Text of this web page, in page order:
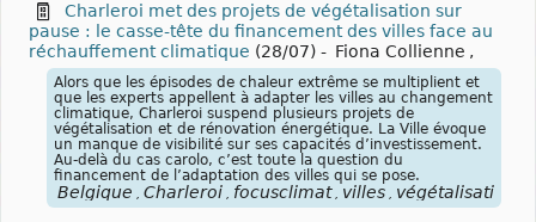
Charleroi met des projets de végétalisation sur
pause : le casse-tête du financement des villes face au
réchauffement climatique (28/07) - Fiona Collienne ,
Alors que les épisodes de chaleur extrême se multiplient et
que les experts appellent à adapter les villes au changement
climatique, Charleroi suspend plusieurs projets de
végétalisation et de rénovation énergétique. La Ville évoque
un manque de visibilité sur ses capacités d’investissement.
Au-delà du cas carolo, c’est toute la question du
financement de l’adaptation des villes qui se pose.
Belgique , Charleroi , focusclimat , villes , végétalisation